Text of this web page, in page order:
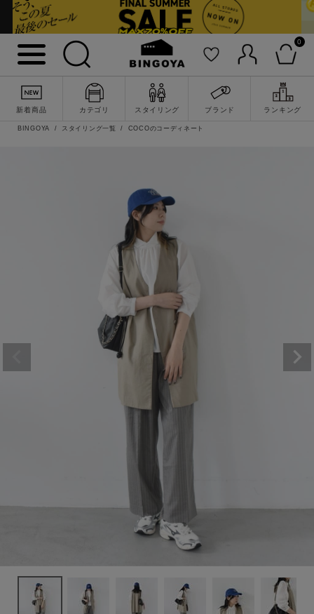
0
新着商品 カテゴリ スタイリング ブランド ランキング
詳細検索
BINGOYA スタイリング一覧 COCOのコーディネート